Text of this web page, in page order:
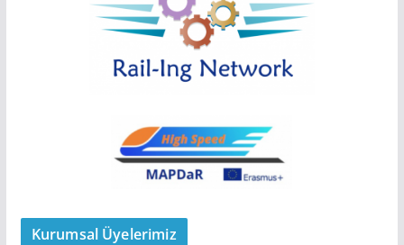
Kurumsal Üyelerimiz